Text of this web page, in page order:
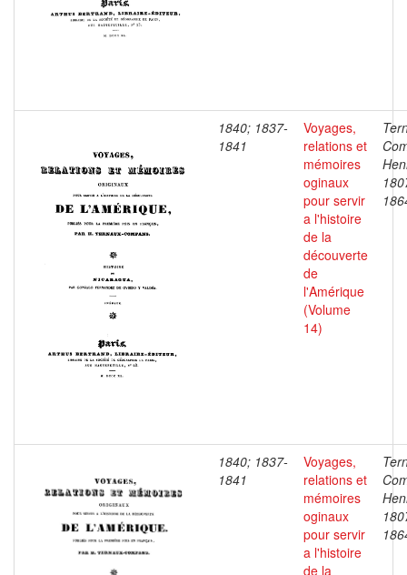
1840; 1837-
1841
Voyages,
relations et
mémoires
oginaux
pour servir
a l'histoire
de la
découverte
de
l'Amérique
(Volume
14)
1840; 1837-
1841
Voyages,
relations et
mémoires
oginaux
pour servir
a l'histoire
de la